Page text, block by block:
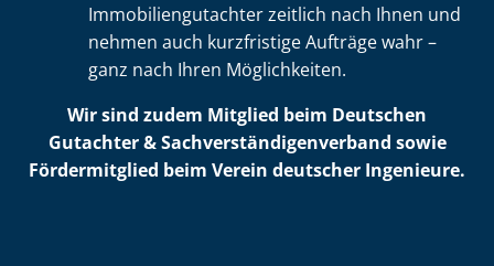
Im­mo­bi­li­en­gut­ach­ter zeitlich nach Ihnen und
nehmen auch kurzfristige Aufträge wahr –
ganz nach Ihren Möglichkeiten.
Wir sind zudem Mitglied beim Deutschen
Gutachter & Sach­ver­stän­di­gen­ver­band sowie
Fördermitglied beim Verein deutscher Ingenieure.